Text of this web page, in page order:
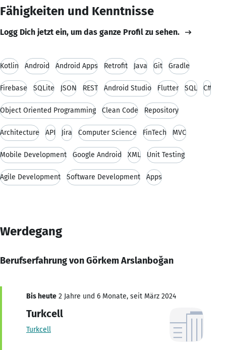
Fähigkeiten und Kenntnisse
Logg Dich jetzt ein, um das ganze Profil zu sehen.
Kotlin Android Android Apps Retrofit Java Git Gradle
Firebase SQLite JSON REST Android Studio Flutter SQL C#
Object Oriented Programming Clean Code Repository
Architecture API Jira Computer Science FinTech MVC
Mobile Development Google Android XML Unit Testing
Agile Development Software Development Apps
Werdegang
Berufserfahrung von Görkem Arslanboğan
Bis heute 2 Jahre und 6 Monate, seit März 2024
Turkcell
Turkcell